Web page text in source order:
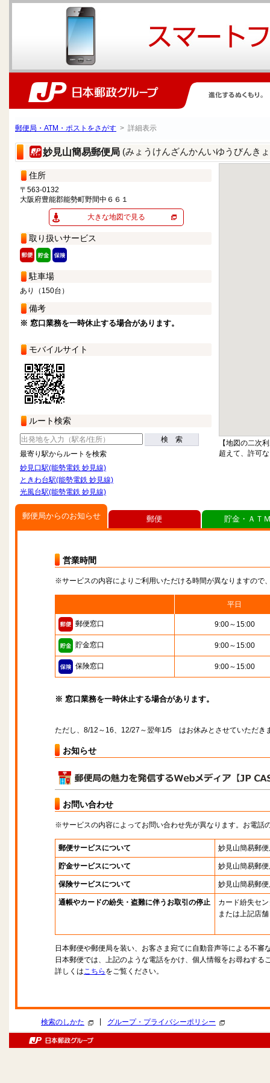
郵便局・ATM・ポストをさがす > 詳細表示
妙見山簡易郵便局 (みょうけんざんかんいゆうびんき
住所
〒563-0132
大阪府豊能郡能勢町野間中６６１
大きな地図で見る
取り扱いサービス
駐車場
あり（150台）
備考
※ 窓口業務を一時休止する場合があります。
モバイルサイト
ルート検索
検 索
最寄り駅からルートを検索
妙見口駅(能勢電鉄 妙見線)
ときわ台駅(能勢電鉄 妙見線)
光風台駅(能勢電鉄 妙見線)
【地図の二次
超えて、許可
郵便局からのお知らせ
営業時間
※サービスの内容によりご利用いただける時間が異なりますので
平日
郵便窓口 9:00～15:00
貯金窓口 9:00～15:00
保険窓口 9:00～15:00
※ 窓口業務を一時休止する場合があります。
ただし、8/12～16、12/27～翌年1/5 はお休みとさせていただき
お知らせ
お問い合わせ
※サービスの内容によってお問い合わせ先が異なります。お電話
郵便サービスについて 妙見山簡易郵
貯金サービスについて 妙見山簡易郵
保険サービスについて 妙見山簡易郵
通帳やカードの紛失・盗難に伴うお取引の停止
カード紛失セ
または上記店舗
日本郵便や郵便局を装い、お客さま宛てに自動音声等による不審
日本郵便では、上記のような電話をかけ、個人情報をお尋ねする
詳しくはこちら をご覧ください。
郵便 貯金・ＡＴ
検索のしかた グループ・プライバシーポリシー